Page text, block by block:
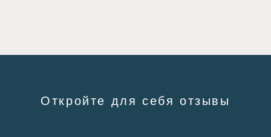
Откройте для себя отзывы